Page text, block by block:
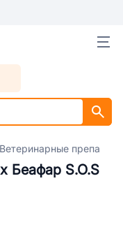
Ветеринарные
Беафар S.O.S